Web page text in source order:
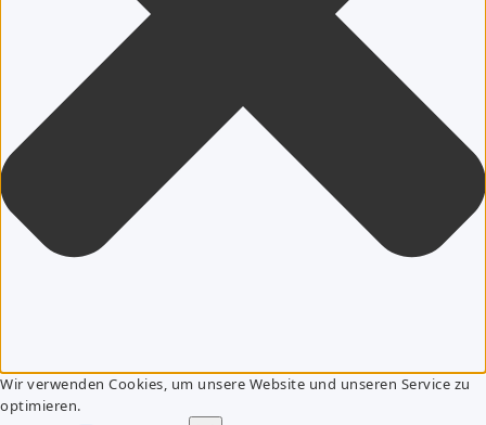
Wir verwenden Cookies, um unsere Website und unseren Service zu
optimieren.